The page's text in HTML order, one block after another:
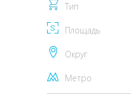
Тип
Площадь
Округ
Метро